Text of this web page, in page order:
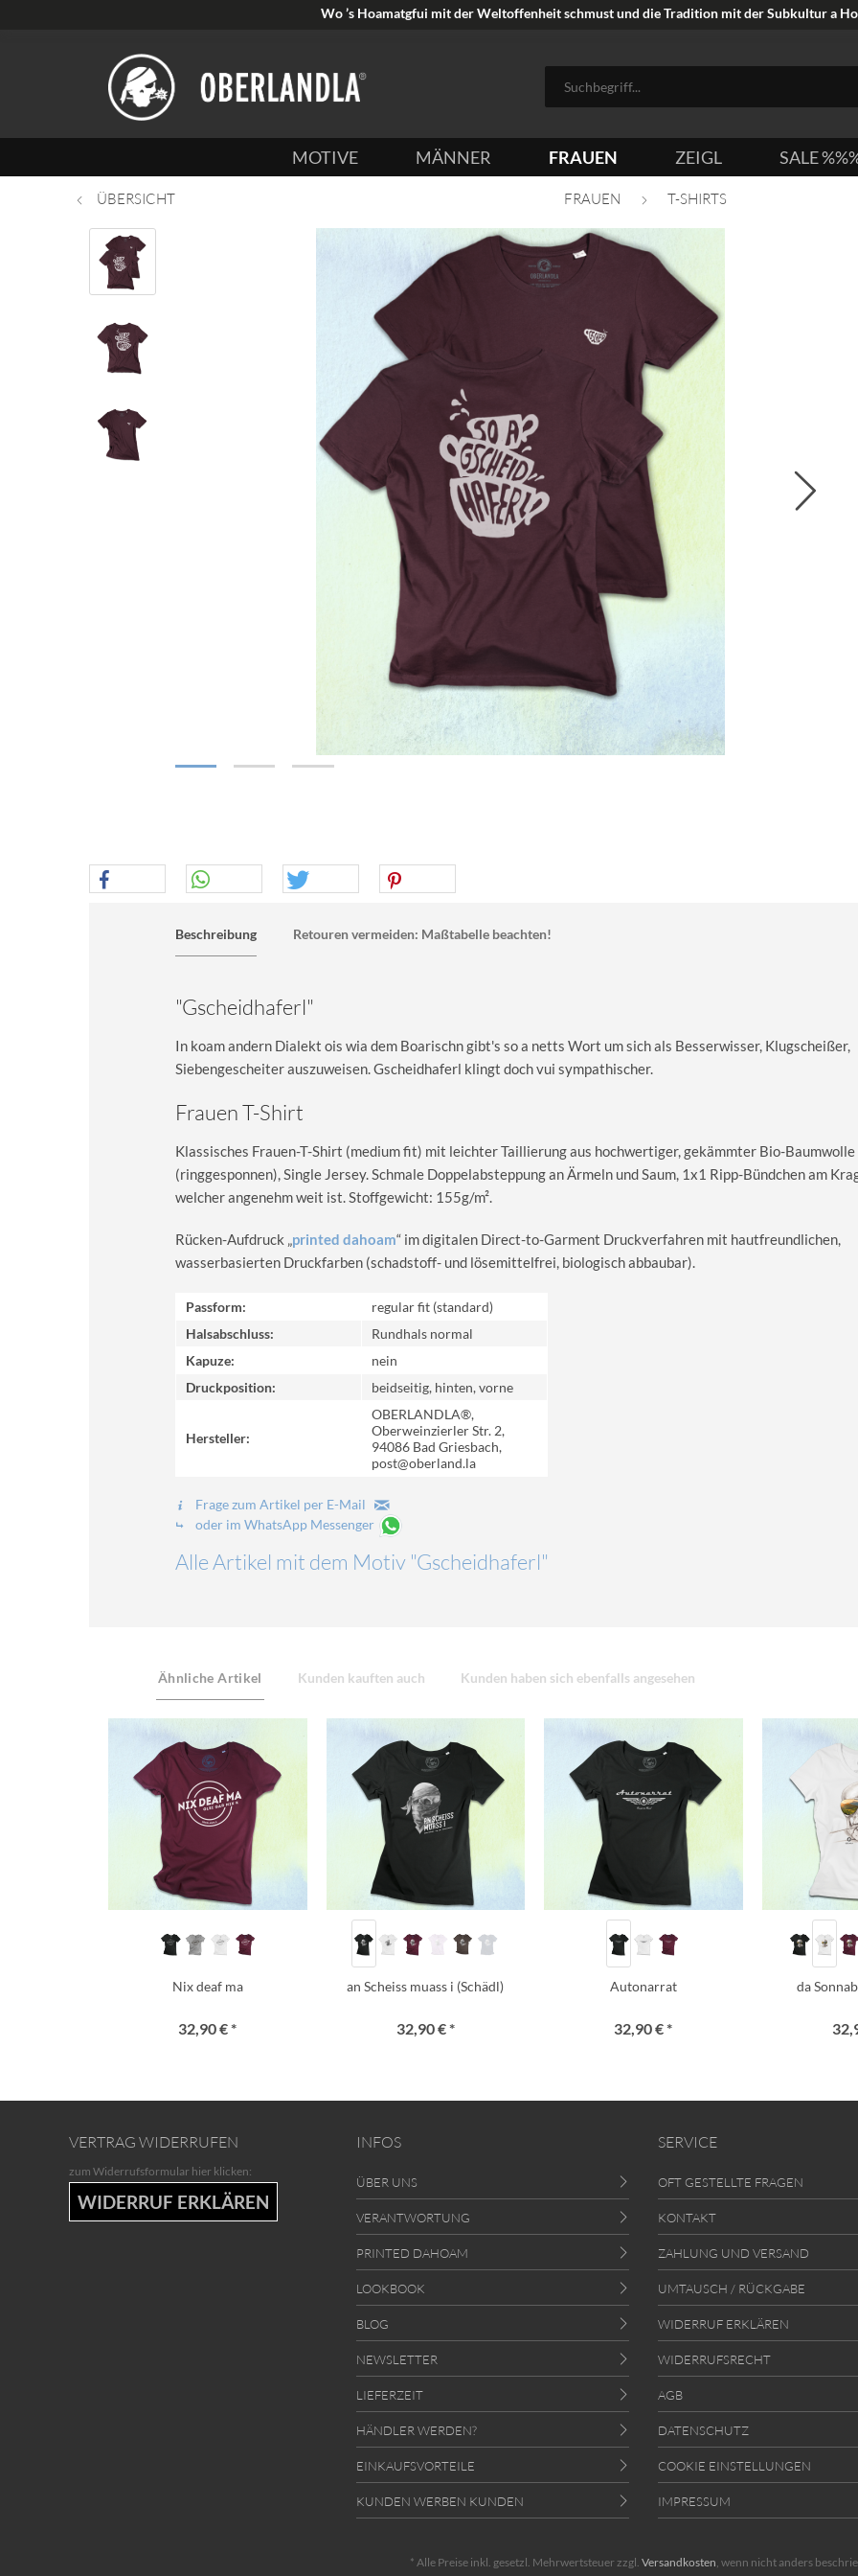
Wo ’s Hoamatgfui mit der Weltoffenheit schmust und die Tradition mit der Subkultur a
MOTIVE MÄNNER FRAUEN ZEIGL SALE
ÜBERSICHT FRAUEN T-SHIRTS
Beschreibung Retouren vermeiden: Maßtabelle beachten!
"Gscheidhaferl"
In koam andern Dialekt ois wia dem Boarischn gibt's so a netts Wort um sich als Besserwisser, Klugscheißer,
Siebengescheiter auszuweisen. Gscheidhaferl klingt doch vui sympathischer.
Frauen T-Shirt
Klassisches Frauen-T-Shirt (medium fit) mit leichter Taillierung aus hochwertiger, gekämmter Bio-Baumwolle
(ringgesponnen), Single Jersey. Schmale Doppelabsteppung an Ärmeln und Saum, 1x1 Ripp-Bündchen am
welcher angenehm weit ist. Stoffgewicht: 155g/m².
Rücken-Aufdruck „printed dahoam“ im digitalen Direct-to-Garment Druckverfahren mit hautfreundlichen,
wasserbasierten Druckfarben (schadstoff- und lösemittelfrei, biologisch abbaubar).
Passform:
regular fit (standard)
Halsabschluss:
Rundhals normal
Kapuze:
nein
Druckposition:
beidseitig, hinten, vorne
Hersteller:
OBERLANDLA®,
Oberweinzierler Str. 2,
94086 Bad Griesbach,
post@oberland.la
Frage zum Artikel per E-Mail
oder im WhatsApp Messenger
Alle Artikel mit dem Motiv "Gscheidhaferl"
Ähnliche Artikel Kunden kauften auch Kunden haben sich ebenfalls angesehen
Nix deaf ma
32,90 € *
an Scheiss muass i (Schädl)
32,90 € *
Autonarrat
32,90 € *
da
VERTRAG WIDERRUFEN
zum Widerrufsformular hier klicken:
WIDERRUF ERKLÄREN
INFOS
ÜBER UNS
VERANTWORTUNG
PRINTED DAHOAM
LOOKBOOK
BLOG
NEWSLETTER
LIEFERZEIT
HÄNDLER WERDEN?
EINKAUFSVORTEILE
KUNDEN WERBEN KUNDEN
SERVICE
OFT GESTELLTE FRAGEN
KONTAKT
ZAHLUNG UND VERSAND
UMTAUSCH / RÜCKGABE
WIDERRUF ERKLÄREN
WIDERRUFSRECHT
AGB
DATENSCHUTZ
COOKIE EINSTELLUNGEN
IMPRESSUM
* Alle Preise inkl. gesetzl. Mehrwertsteuer zzgl. Versandkosten, wenn nicht anders